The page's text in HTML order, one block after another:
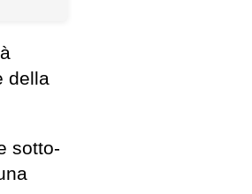
della
sotto-